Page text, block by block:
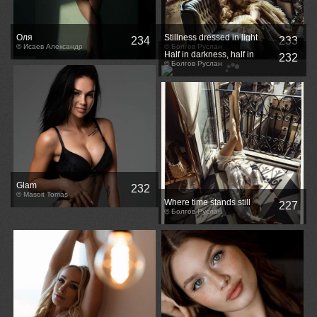
Оля
© Исаев Александр 234 Stillness dressed in light
© Болгов Руслан 233
Glam
© Masoit Tomas 232
Half in darkness, half in
dream
© Болгов Руслан 232
Where time stands still
© Болгов Руслан 227